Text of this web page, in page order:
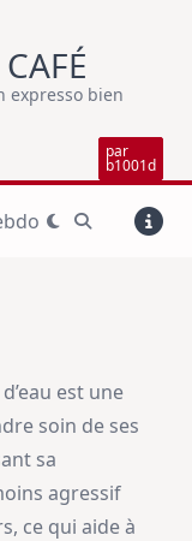
expresso bien
par
b1001d
est une
soin de ses
sa
agressif
ce qui aide à